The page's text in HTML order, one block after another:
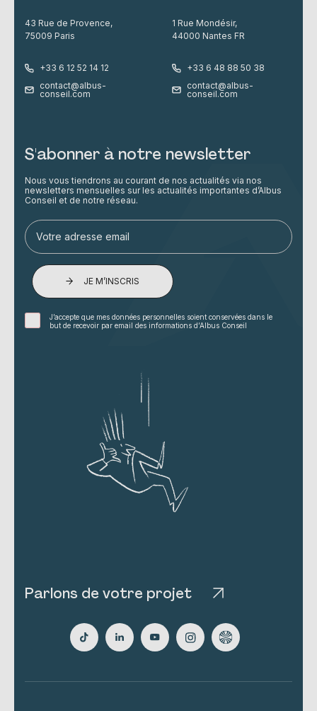
43 Rue de Provence,
75009 Paris
+33 6 12 52 14 12
contact@albus-
conseil.com
1 Rue Mondésir,
44000 Nantes FR
+33 6 48 88 50 38
contact@albus-
conseil.com
S'abonner à notre newsletter
Nous vous tiendrons au courant de nos actualités via nos
newsletters mensuelles sur les actualités importantes d’Albus
Conseil et de notre réseau.
JE M’INSCRIS
J’accepte que mes données personnelles soient conservées dans le
but de recevoir par email des informations d’Albus Conseil
Parlons de votre projet